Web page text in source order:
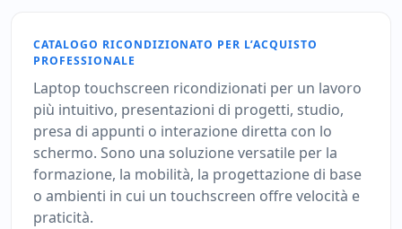
CATALOGO RICONDIZIONATO PER L’ACQUISTO
PROFESSIONALE
Laptop touchscreen ricondizionati per un lavoro
più intuitivo, presentazioni di progetti, studio,
presa di appunti o interazione diretta con lo
schermo. Sono una soluzione versatile per la
formazione, la mobilità, la progettazione di base
o ambienti in cui un touchscreen offre velocità e
praticità.